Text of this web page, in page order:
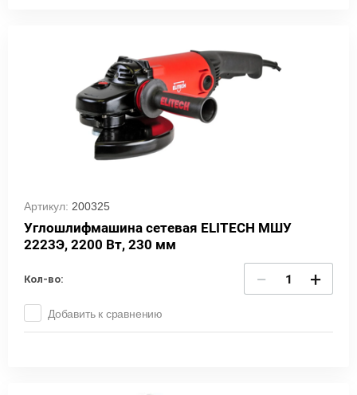
Артикул: 200325
Углошлифмашина сетевая ELITECH МШУ
2223Э, 2200 Вт, 230 мм
Кол-во: − +
Добавить к сравнению